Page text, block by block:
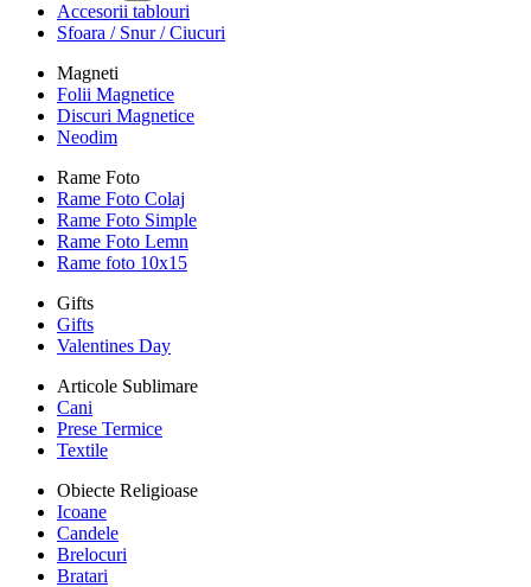
Accesorii tablouri
Sfoara / Snur / Ciucuri
Magneti
Folii Magnetice
Discuri Magnetice
Neodim
Rame Foto
Rame Foto Colaj
Rame Foto Simple
Rame Foto Lemn
Rame foto 10x15
Gifts
Gifts
Valentines Day
Articole Sublimare
Cani
Prese Termice
Textile
Obiecte Religioase
Icoane
Candele
Brelocuri
Bratari